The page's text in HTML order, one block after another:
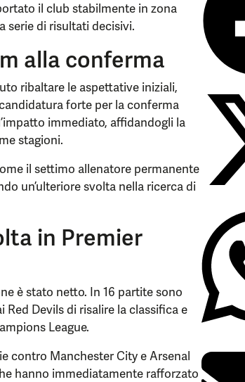
il club stabilmente in zona
serie di risultati decisivi.
alla conferma
ribaltare le aspettative iniziali,
forte per la conferma
immediato, affidandogli la
stagioni.
il settimo allenatore permanente
un’ulteriore svolta nella ricerca di
in Premier
è stato netto. In 16 partite sono
Red Devils di risalire la classifica e
League.
contro Manchester City e Arsenal
hanno immediatamente rafforzato